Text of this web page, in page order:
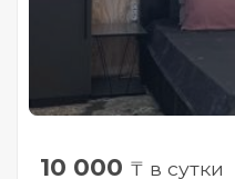
10 000 ₸ в сутки